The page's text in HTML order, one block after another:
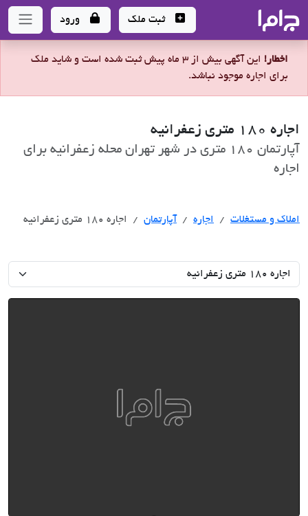
- سامانه جامع املاک و مشاورین املاک
ثبت ملک ورود
اخطار!
این آگهی بیش از 3 ماه پیش ثبت شده است و شاید ملک
برای اجاره موجود نباشد.
اجاره 180 متری زعفرانیه
آپارتمان 180 متری در شهر تهران محله زعفرانیه برای
اجاره
املاک و مستغلات اجاره اجاره
آپارتمان اجاره 180 متری زعفرانیه